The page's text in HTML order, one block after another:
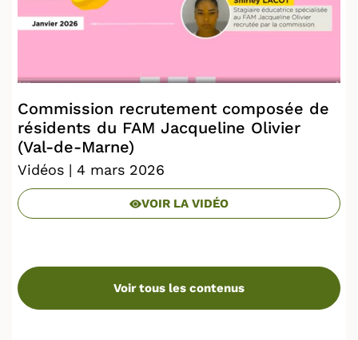
Commission recrutement composée de
résidents du FAM Jacqueline Olivier
(Val-de-Marne)
Vidéos | 4 mars 2026
VOIR LA VIDÉO
Voir tous les contenus